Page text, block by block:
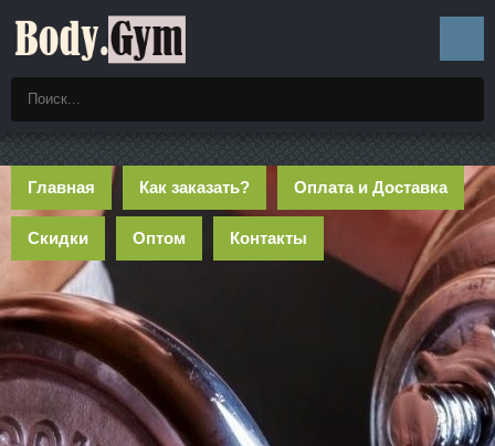
Главная Как заказать? Оплата и Доставка
Скидки Оптом Контакты